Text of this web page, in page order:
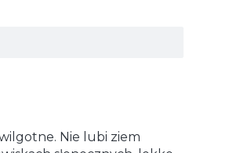
Nie lubi ziem